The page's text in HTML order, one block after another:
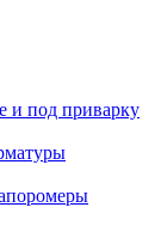
и под приварку